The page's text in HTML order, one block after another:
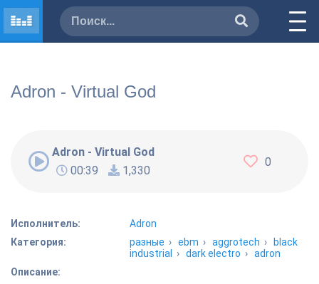
Adron - Virtual God
Adron - Virtual God
00:39
1,330
0
Исполнитель:
Adron
Категория:
разные ›ebm ›aggrotech ›
black
industrial
›dark electro ›adron
Описание: